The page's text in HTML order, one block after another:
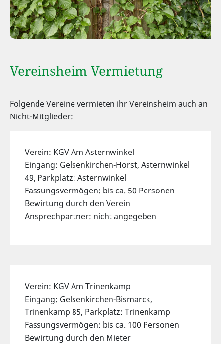
Vereinsheim Vermietung
Folgende Vereine vermieten ihr Vereinsheim auch an
Nicht-Mitglieder:
Verein: KGV Am Asternwinkel
Eingang: Gelsenkirchen-Horst, Asternwinkel
49, Parkplatz: Asternwinkel
Fassungsvermögen: bis ca. 50 Personen
Bewirtung durch den Verein
Ansprechpartner: nicht angegeben
Verein: KGV Am Trinenkamp
Eingang: Gelsenkirchen-Bismarck,
Trinenkamp 85, Parkplatz: Trinenkamp
Fassungsvermögen: bis ca. 100 Personen
Bewirtung durch den Mieter